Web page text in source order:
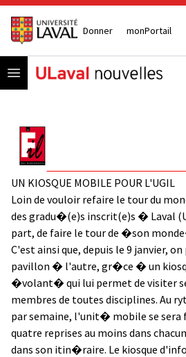
Donner monPortail
Open menu
UN KIOSQUE MOBILE POUR L'UGIL
Loin de vouloir refaire le tour du
des gradu�(e)s inscrit(e)s � Laval
part, de faire le tour de �son
C'est ainsi que, depuis le 9 janvier,
pavillon � l'autre, gr�ce � un
�volant� qui lui permet de visiter
membres de toutes disciplines. Au
par semaine, l'unit� mobile se
quatre reprises au moins dans
dans son itin�raire. Le kiosque